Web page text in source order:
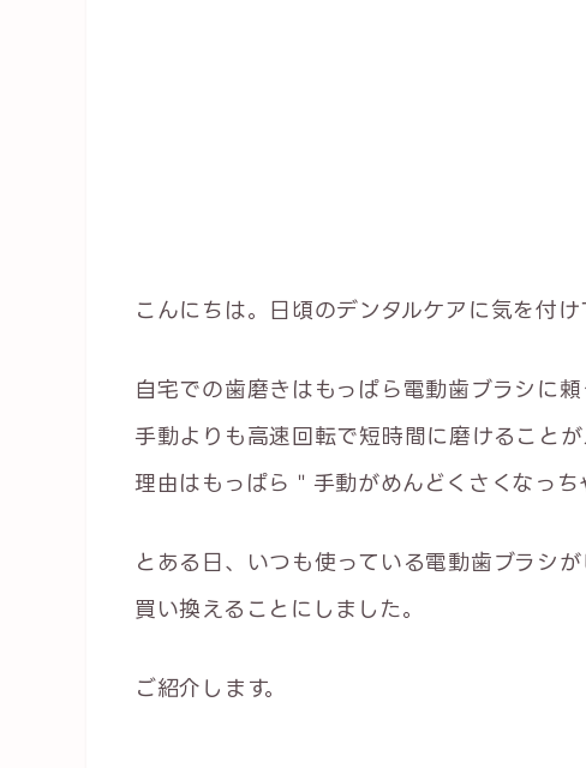
こんにちは。日頃のデンタルケアに気を付
自宅での歯磨きはもっぱら電動歯ブラシに頼
手動よりも高速回転で短時間に磨けること
理由はもっぱら＂手動がめんどくさくなっち
とある日、いつも使っている電動歯ブラシ
買い換えることにしました。
ご紹介します。